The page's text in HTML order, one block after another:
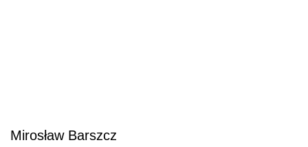
Mirosław Barszcz